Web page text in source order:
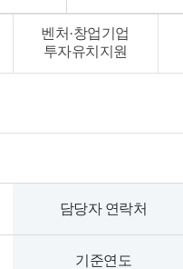
벤처·창업기업
투자유치지원
담당자 연락처
기준연도